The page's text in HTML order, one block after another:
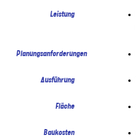
Leistung
Planungsanforderungen
Ausführung
Fläche
Baukosten